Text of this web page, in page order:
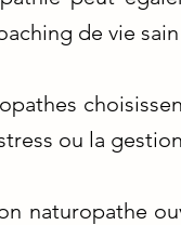
de vie
ou la
naturopathe